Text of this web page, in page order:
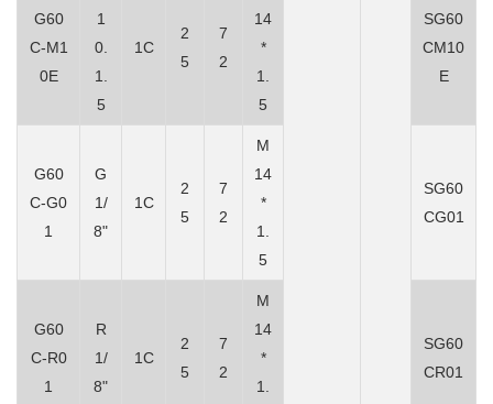
G60
C-M1
0E
1
0.
1.
5
1C
2
5
7
2
14
*
1.
5
SG60
CM10
E
G60
C-G0
1
G
1/
8"
1C
2
5
7
2
M
14
*
1.
5
SG60
CG01
G60
C-R0
1
R
1/
8"
1C
2
5
7
2
M
14
*
1.
SG60
CR01